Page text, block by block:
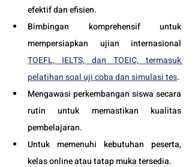
efektif dan efisien.
Bimbingan komprehensif untuk
TOEFL, IELTS, dan TOEIC, termasuk
pelatihan soal uji coba dan simulasi tes.
Mengawasi perkembangan siswa secara
rutin untuk memastikan kualitas
pembelajaran.
Untuk memenuhi kebutuhan peserta,
kelas online atau tatap muka tersedia.